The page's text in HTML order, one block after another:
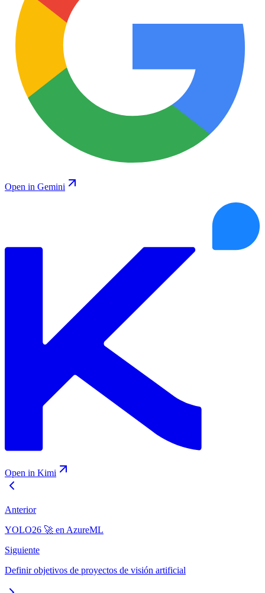
Open in Gemini
Open in Kimi
Anterior
YOLO26 🚀 en AzureML
Siguiente
Definir objetivos de proyectos de visión artificial